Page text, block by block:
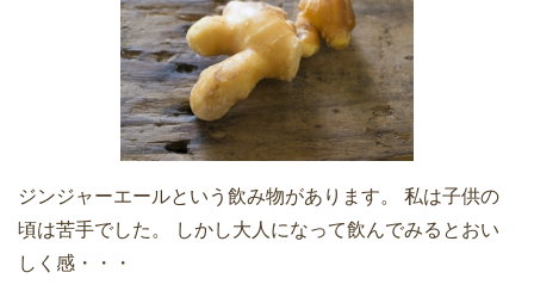
ジンジャーエールという飲み物があります。 私は子供の
頃は苦手でした。 しかし大人になって飲んでみるとおい
しく感・・・